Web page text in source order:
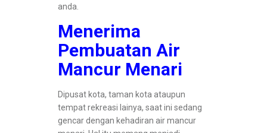
anda.
Menerima
Pembuatan Air
Mancur Menari
Dipusat kota, taman kota ataupun
tempat rekreasi lainya, saat ini sedang
gencar dengan kehadiran air mancur